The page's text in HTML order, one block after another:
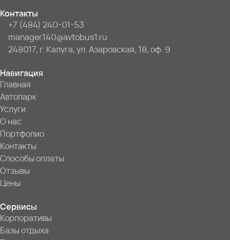
Контакты
+7 (484) 240-01-53
manager140@avtobus1.ru
248017, г. Калуга, ул. Азаровская, 18, оф. 9
Навигация
Главная
Автопарк
Услуги
О нас
Портфолио
Контакты
Способы оплаты
Отзывы
Цены
Сервисы
Корпоративы
Базы отдыха